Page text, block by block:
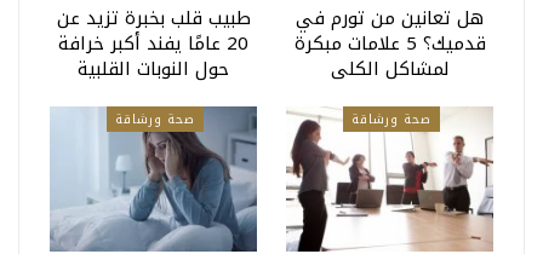
هل تعانين من تورم في
قدميك؟ 5 علامات مبكرة
لمشاكل الكلى
طبيب قلب بخبرة تزيد عن
20 عامًا يفند أكبر خرافة
حول النوبات القلبية
صحة ورشاقة صحة ورشاقة